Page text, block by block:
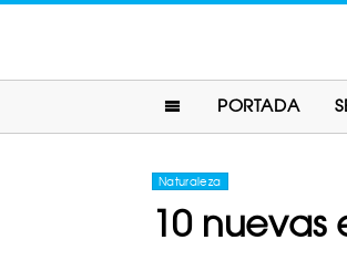
PORTADA
Naturaleza
10 nuevas